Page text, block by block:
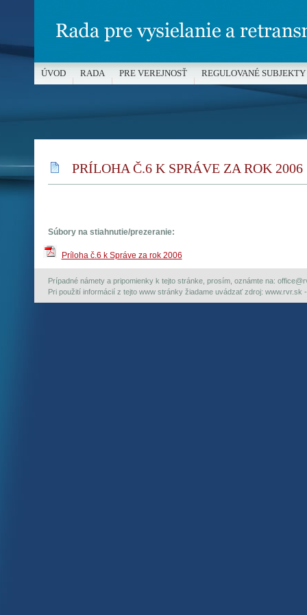
PRÍLOHA Č.6 K SPRÁVE ZA ROK 2006
Súbory na stiahnutie/prezeranie:
Príloha č.6 k Správe za rok 2006
Prípadné námety a pripomienky k tejto stránke, prosím, oznámte na:
Pri použití informácií z tejto www stránky žiadame uvádzať zdroj: www.rvr.sk
ÚVOD RADA PRE VEREJNOSŤ REGULOVANÉ SUBJEKTY